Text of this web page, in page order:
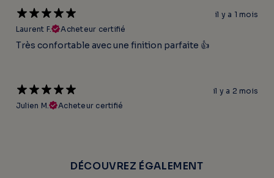
il y a 1 mois
Laurent F.
Acheteur certifié
Très confortable avec une finition parfaite 👍
il y a 2 mois
Julien M.
Acheteur certifié
DÉCOUVREZ ÉGALEMENT